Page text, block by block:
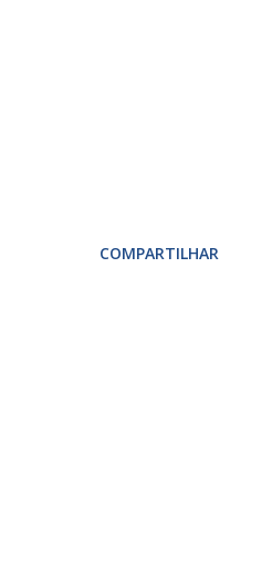
COMPARTILHAR